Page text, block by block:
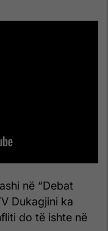
në “Debat
Dukagjini ka
do të ishte në